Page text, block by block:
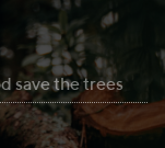
save the trees